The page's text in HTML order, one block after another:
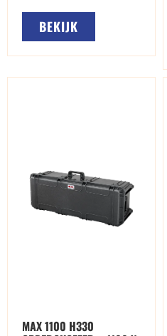
BEKIJK
MAX 1100 H330